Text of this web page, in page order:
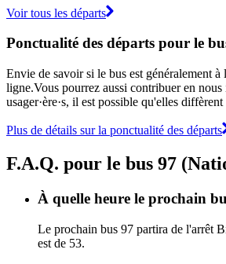
Voir tous les départs
Ponctualité des départs pour le
Envie de savoir si le bus est généralement
ligne.Vous pourrez aussi contribuer en
usager·ère·s, il est possible qu'elles
Plus de détails sur la ponctualité des départs
F.A.Q. pour le bus 97
À quelle heure le prochain
Le prochain bus 97 partira de l'arrêt
est de 53.